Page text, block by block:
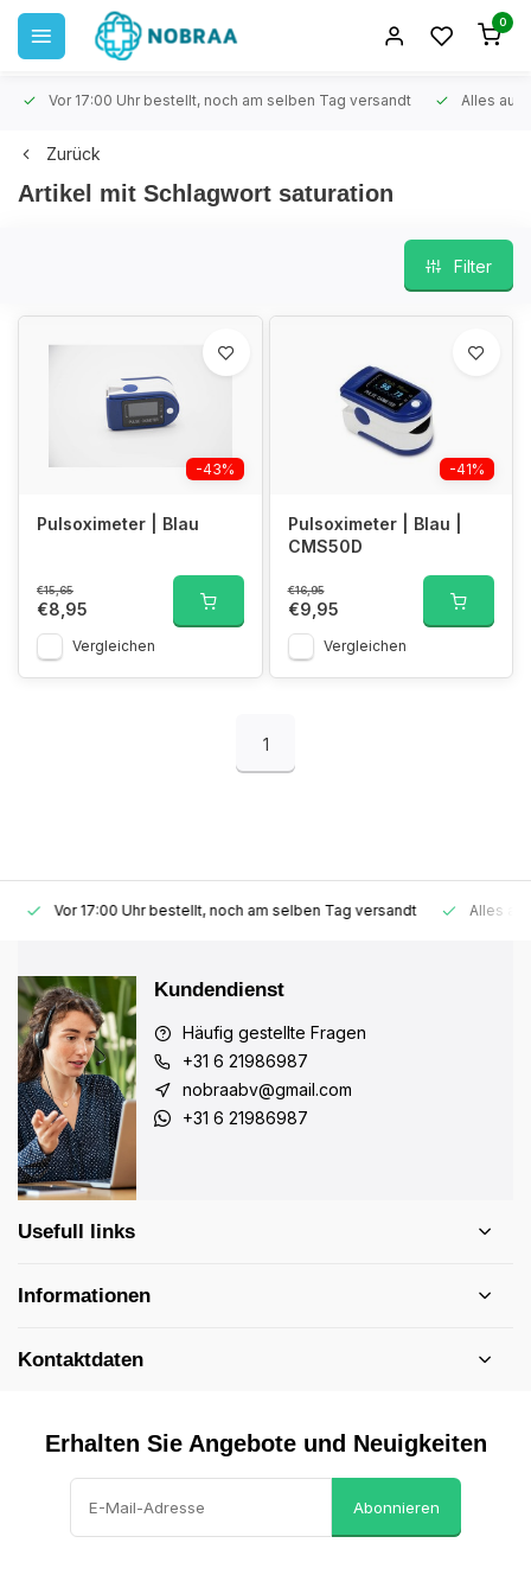
0
Vor 17:00 Uhr bestellt, noch am selben Tag versandt Alles auf
Zurück
Artikel mit Schlagwort saturation
Filter
-43%
Pulsoximeter | Blau
€15,65
€8,95
Vergleichen
-41%
Pulsoximeter | Blau |
CMS50D
€16,95
€9,95
Vergleichen
1
Vor 17:00 Uhr bestellt, noch am selben Tag versandt Alles auf
Kundendienst
Häufig gestellte Fragen
+31 6 21986987
nobraabv@gmail.com
+31 6 21986987
Usefull links
Informationen
Kontaktdaten
Erhalten Sie Angebote und Neuigkeiten
Abonnieren